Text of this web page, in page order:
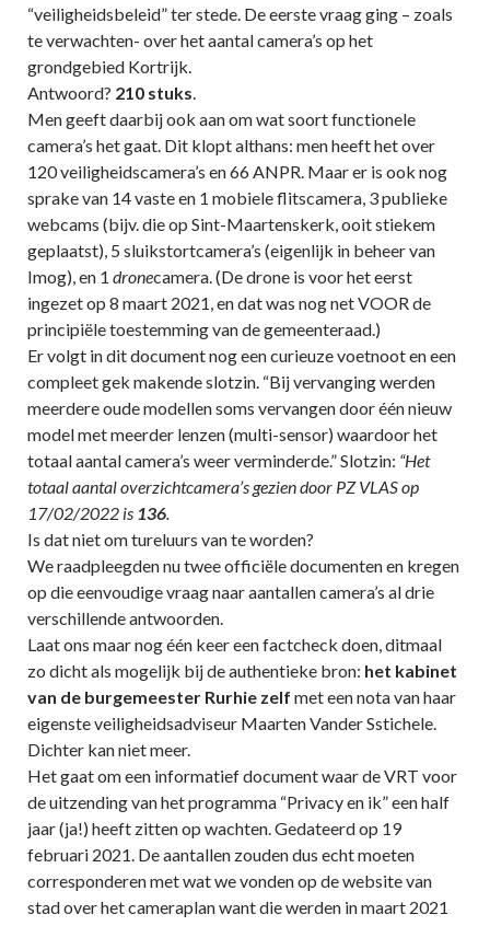
“veiligheidsbeleid” ter stede. De eerste vraag ging – zoals
te verwachten- over het aantal camera’s op het
grondgebied Kortrijk.
Antwoord? 210 stuks.
Men geeft daarbij ook aan om wat soort functionele
camera’s het gaat. Dit klopt althans: men heeft het over
120 veiligheidscamera’s en 66 ANPR. Maar er is ook nog
sprake van 14 vaste en 1 mobiele flitscamera, 3 publieke
webcams (bijv. die op Sint-Maartenskerk, ooit stiekem
geplaatst), 5 sluikstortcamera’s (eigenlijk in beheer van
Imog), en 1 dronecamera. (De drone is voor het eerst
ingezet op 8 maart 2021, en dat was nog net VOOR de
principiële toestemming van de gemeenteraad.)
Er volgt in dit document nog een curieuze voetnoot en een
compleet gek makende slotzin. “Bij vervanging werden
meerdere oude modellen soms vervangen door één nieuw
model met meerder lenzen (multi-sensor) waardoor het
totaal aantal camera’s weer verminderde.” Slotzin: “Het
totaal aantal overzichtcamera’s gezien door PZ VLAS op
17/02/2022 is 136.
Is dat niet om tureluurs van te worden?
We raadpleegden nu twee officiële documenten en kregen
op die eenvoudige vraag naar aantallen camera’s al drie
verschillende antwoorden.
Laat ons maar nog één keer een factcheck doen, ditmaal
zo dicht als mogelijk bij de authentieke bron: het kabinet
van de burgemeester Rurhie zelf met een nota van haar
eigenste veiligheidsadviseur Maarten Vander Sstichele.
Dichter kan niet meer.
Het gaat om een informatief document waar de VRT voor
de uitzending van het programma “Privacy en ik” een half
jaar (ja!) heeft zitten op wachten. Gedateerd op 19
februari 2021. De aantallen zouden dus echt moeten
corresponderen met wat we vonden op de website van
stad over het cameraplan want die werden in maart 2021